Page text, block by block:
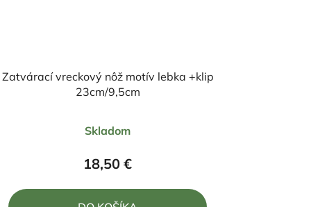
Zatvárací vreckový nôž motív lebka +klip
23cm/9,5cm
hodnotenie
produktu
Skladom
18,50 €